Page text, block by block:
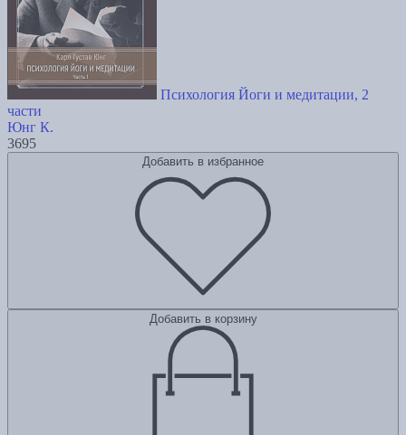
Психология Йоги и медитации, 2
части
Юнг К.
3695
Добавить в избранное
Добавить в корзину